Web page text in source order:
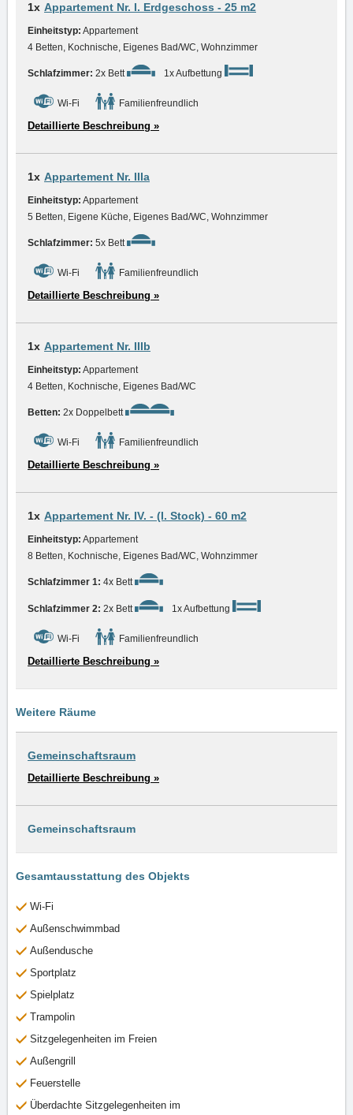
1x Appartement Nr. I. Erdgeschoss - 25 m2
Einheitstyp: Appartement
4 Betten, Kochnische, Eigenes Bad/WC, Wohnzimmer
Schlafzimmer: 2x Bett 1x Aufbettung
Wi-Fi Familienfreundlich
Detaillierte Beschreibung »
1x Appartement Nr. IIIa
Einheitstyp: Appartement
5 Betten, Eigene Küche, Eigenes Bad/WC, Wohnzimmer
Schlafzimmer: 5x Bett
Wi-Fi Familienfreundlich
Detaillierte Beschreibung »
1x Appartement Nr. IIIb
Einheitstyp: Appartement
4 Betten, Kochnische, Eigenes Bad/WC
Betten: 2x Doppelbett
Wi-Fi Familienfreundlich
Detaillierte Beschreibung »
1x Appartement Nr. IV. - (I. Stock) - 60 m2
Einheitstyp: Appartement
8 Betten, Kochnische, Eigenes Bad/WC, Wohnzimmer
Schlafzimmer 1: 4x Bett
Schlafzimmer 2: 2x Bett 1x Aufbettung
Wi-Fi Familienfreundlich
Detaillierte Beschreibung »
Weitere Räume
Gemeinschaftsraum
Detaillierte Beschreibung »
Gemeinschaftsraum
Gesamtausstattung des Objekts
Wi-Fi
Außenschwimmbad
Außendusche
Sportplatz
Spielplatz
Trampolin
Sitzgelegenheiten im Freien
Außengrill
Feuerstelle
Überdachte Sitzgelegenheiten im